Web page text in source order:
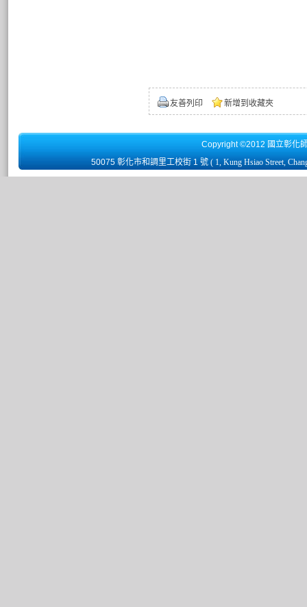
友善列印 新增到收藏夾
Copyright ©2012 國立彰化
50075 彰化市和調里工校街 1 號 ( 1, Kung Hsiao Street,